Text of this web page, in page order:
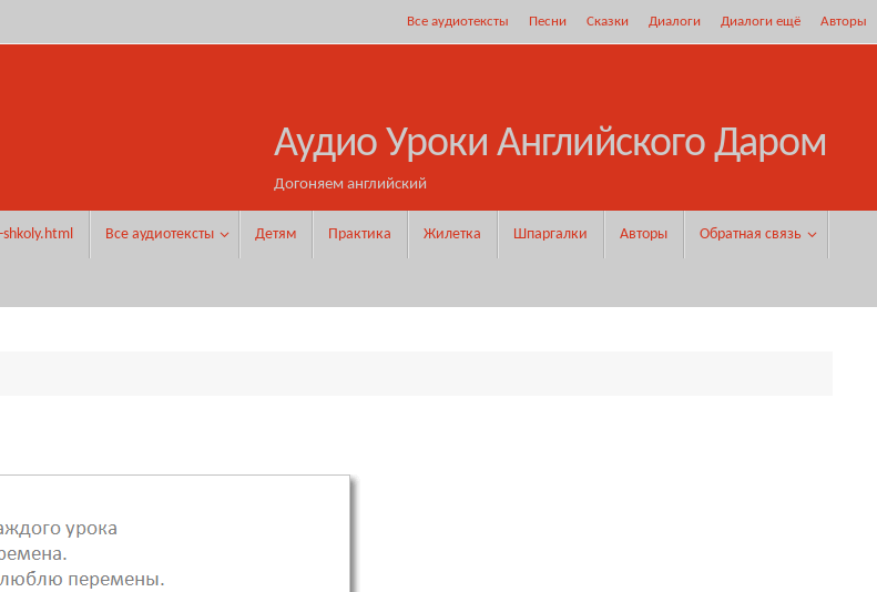
Все аудиотексты Песни Сказки Диалоги Диалоги ещё Авторы
Аудио Уроки Английского Даром
Догоняем английский
Все аудиотексты Детям Практика Жилетка Шпаргалки Авторы Обратная связь